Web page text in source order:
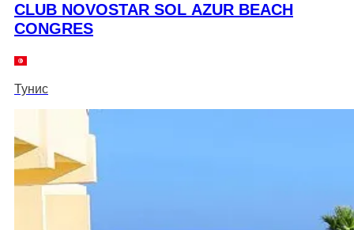
CLUB NOVOSTAR SOL AZUR BEACH
CONGRES
Тунис